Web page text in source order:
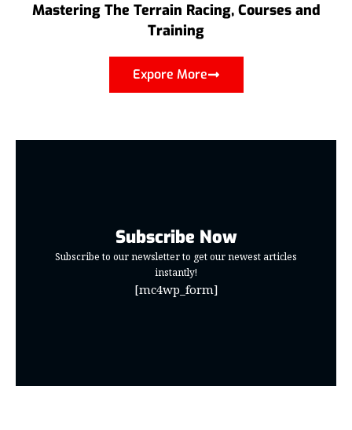
Mastering The Terrain Racing, Courses and
Training
Expore More
Subscribe Now
Subscribe to our newsletter to get our newest articles
instantly!
[mc4wp_form]